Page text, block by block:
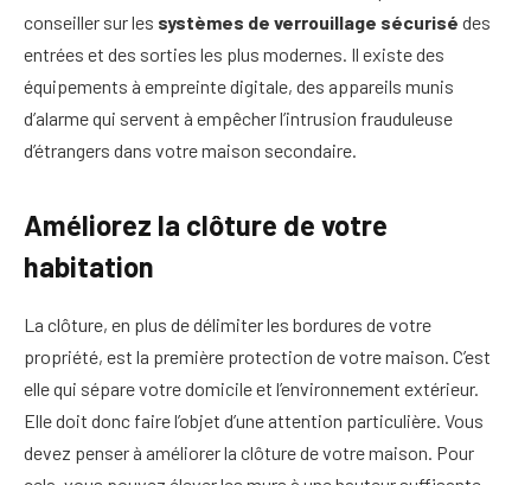
conseiller sur les systèmes de verrouillage sécurisé des
entrées et des sorties les plus modernes. Il existe des
équipements à empreinte digitale, des appareils munis
d’alarme qui servent à empêcher l’intrusion frauduleuse
d’étrangers dans votre maison secondaire.
Améliorez la clôture de votre
habitation
La clôture, en plus de délimiter les bordures de votre
propriété, est la première protection de votre maison. C’est
elle qui sépare votre domicile et l’environnement extérieur.
Elle doit donc faire l’objet d’une attention particulière. Vous
devez penser à améliorer la clôture de votre maison. Pour